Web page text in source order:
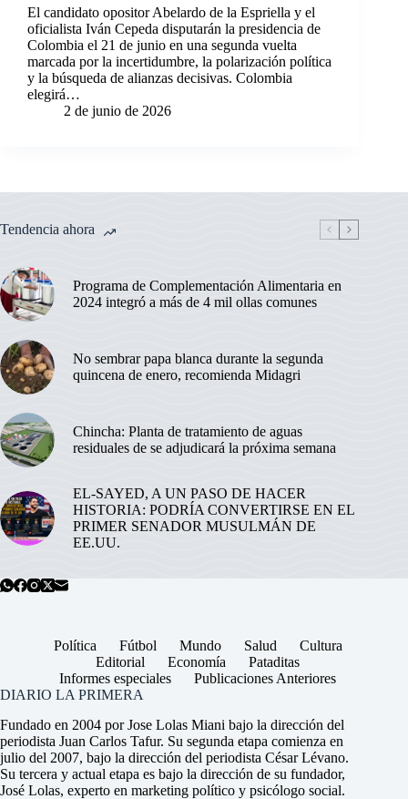
El candidato opositor Abelardo de la Espriella y el
oficialista Iván Cepeda disputarán la presidencia de
Colombia el 21 de junio en una segunda vuelta
marcada por la incertidumbre, la polarización política
y la búsqueda de alianzas decisivas. Colombia
elegirá…
2 de junio de 2026
Tendencia ahora
Programa de Complementación Alimentaria en
2024 integró a más de 4 mil ollas comunes
No sembrar papa blanca durante la segunda
quincena de enero, recomienda Midagri
Chincha: Planta de tratamiento de aguas
residuales de se adjudicará la próxima semana
EL-SAYED, A UN PASO DE HACER
HISTORIA: PODRÍA CONVERTIRSE EN EL
PRIMER SENADOR MUSULMÁN DE
EE.UU.
Política Fútbol Mundo Salud
Cultura
Editorial
Economía
Pataditas
Informes especiales
Publicaciones Anteriores
DIARIO LA PRIMERA
Fundado en 2004 por Jose Lolas Miani bajo la dirección del
periodista Juan Carlos Tafur. Su segunda etapa comienza en
julio del 2007, bajo la dirección del periodista César Lévano.
Su tercera y actual etapa es bajo la dirección de su fundador,
José Lolas, experto en marketing político y psicólogo social.